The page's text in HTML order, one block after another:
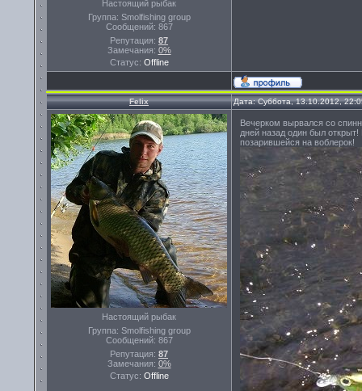
Настоящий рыбак
Группа: Smolfishing group
Сообщений: 867
Репутация: 87
Замечания: 0%
Статус: Offline
Felix Дата: Суббота, 13.10.2012,
Настоящий рыбак
Группа: Smolfishing group
Сообщений: 867
Репутация: 87
Замечания: 0%
Статус: Offline
Вечерком вырвался со
дней назад один был
позарившейся на воблерок!